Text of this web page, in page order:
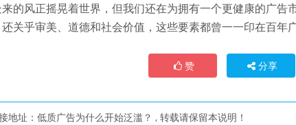
的风正摇晃着世界，但我们还在为拥有一个更健康的广告
关乎审美、道德和社会价值，这些要素都曾一一印在百年广
赞 分享
地址： 低质广告为什么开始泛滥？ , 转载请保留本说明！